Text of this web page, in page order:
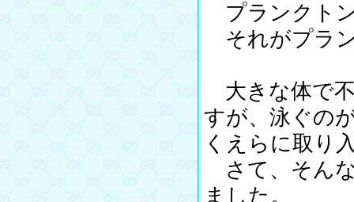
プランクト
それがプラ
大きな体で
すが、泳ぐの
くえらに取り
さて、そん
ました。